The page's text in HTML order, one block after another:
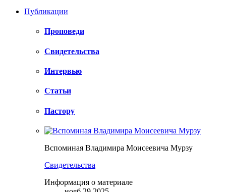
Публикации
Проповеди
Свидетельства
Интервью
Статьи
Пастору
Вспоминая Владимира Моисеевича Мурзу
Свидетельства
Информация о материале